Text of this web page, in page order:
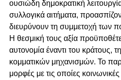
ουσιώδη δημοκρατική
συλλογικά αιτήματα,
διευρύνουν τη συμμετοχή των
Η θεσμική τους αξία
αυτονομία έναντι του κράτους,
κομματικών μηχανισμών. Το
μορφές με τις οποίες